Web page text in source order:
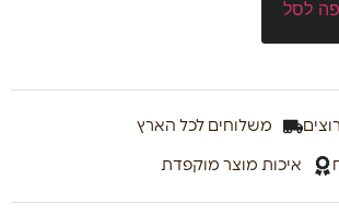
לסל
משלוחים לכל הארץ
איכות מוצר מוקפדת